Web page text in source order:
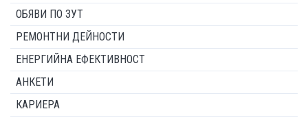
ОБЯВИ ПО ЗУТ
РЕМОНТНИ ДЕЙНОСТИ
ЕНЕРГИЙНА ЕФЕКТИВНОСТ
АНКЕТИ
КАРИЕРА